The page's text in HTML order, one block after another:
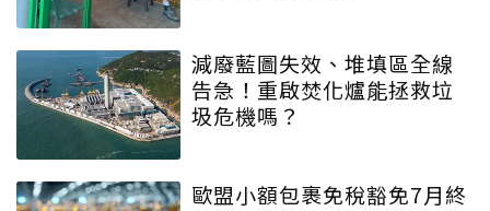
減廢藍圖失效、堆填區全線
告急！重啟焚化爐能拯救垃
圾危機嗎？
歐盟小額包裹免稅豁免7月終